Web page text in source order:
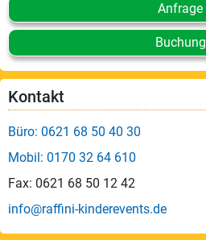
Anfrage
Buchung
Kontakt
Büro: 0621 68 50 40 30
Mobil: 0170 32 64 610
Fax: 0621 68 50 12 42
info@raffini-kinderevents.de